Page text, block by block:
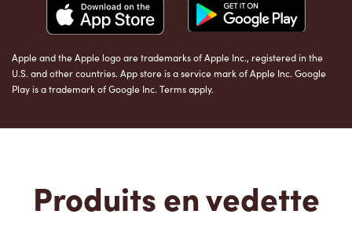
Apple and the Apple logo are trademarks of Apple Inc., registered in the
U.S. and other countries. App store is a service mark of Apple Inc. Google
Play is a trademark of Google Inc. Terms apply.
Produits en vedette